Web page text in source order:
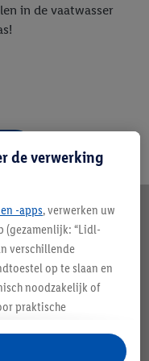
in de vaatwasser
de verwerking
-apps, verwerken uw
(gezamenlijk: “Lidl-
verschillende
op te slaan en
noodzakelijk of
praktische
aan te bieden. Als u